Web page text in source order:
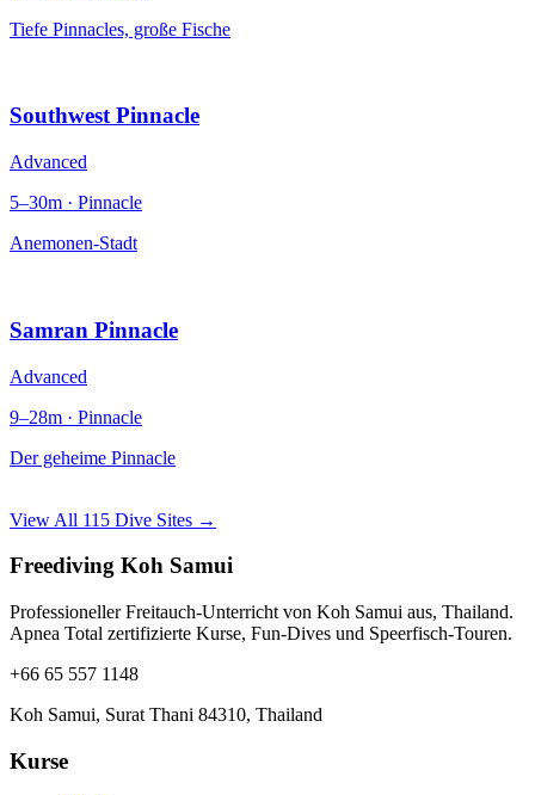
Tiefe Pinnacles, große Fische
Southwest Pinnacle
Advanced
5–30m · Pinnacle
Anemonen-Stadt
Samran Pinnacle
Advanced
9–28m · Pinnacle
Der geheime Pinnacle
View All 115 Dive Sites →
Freediving Koh Samui
Professioneller Freitauch-Unterricht von Koh Samui aus, Thailand.
Apnea Total zertifizierte Kurse, Fun-Dives und Speerfisch-Touren.
+66 65 557 1148
Koh Samui, Surat Thani 84310, Thailand
Kurse